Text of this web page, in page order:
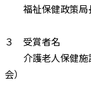
福祉保健政策
３ 受賞者名
介護老人保健施
会）